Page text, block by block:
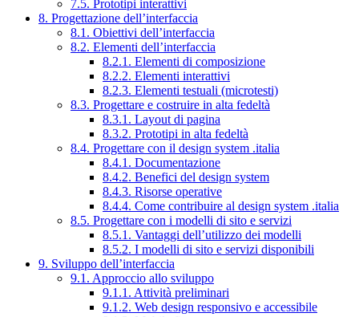
7.5. Prototipi interattivi
8. Progettazione dell’interfaccia
8.1. Obiettivi dell’interfaccia
8.2. Elementi dell’interfaccia
8.2.1. Elementi di composizione
8.2.2. Elementi interattivi
8.2.3. Elementi testuali (microtesti)
8.3. Progettare e costruire in alta fedeltà
8.3.1. Layout di pagina
8.3.2. Prototipi in alta fedeltà
8.4. Progettare con il design system .italia
8.4.1. Documentazione
8.4.2. Benefici del design system
8.4.3. Risorse operative
8.4.4. Come contribuire al design system .italia
8.5. Progettare con i modelli di sito e servizi
8.5.1. Vantaggi dell’utilizzo dei modelli
8.5.2. I modelli di sito e servizi disponibili
9. Sviluppo dell’interfaccia
9.1. Approccio allo sviluppo
9.1.1. Attività preliminari
9.1.2. Web design responsivo e accessibile